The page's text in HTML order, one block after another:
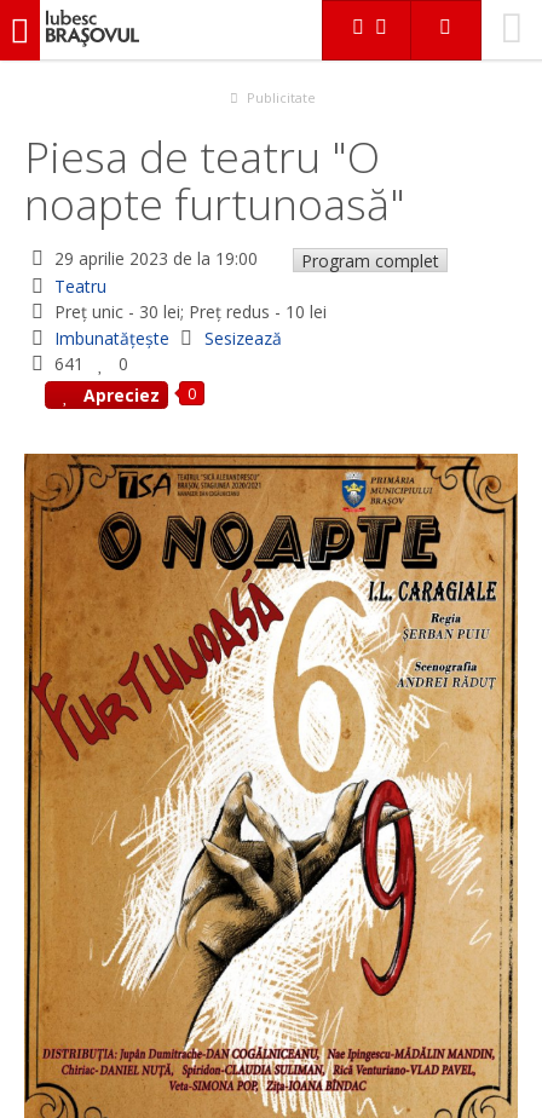
iubescbraşovul.ro
Piesa de teatru "O noapte furtunoasă"
Publicitate
Piesa de teatru "O
noapte furtunoasă"
29 aprilie 2023 de la 19:00
Program complet
Teatru
Preț unic - 30 lei; Preț redus - 10 lei
Imbunatățește
Sesizează
641
0
Apreciez
0